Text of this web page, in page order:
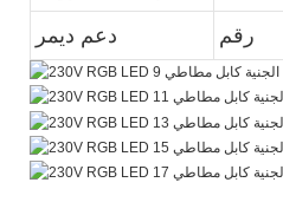
دعم ديمر رقم